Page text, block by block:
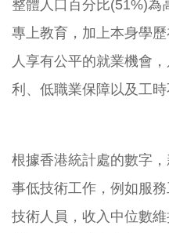
整體人口百分比(51%)為
專上教育，加上本身學
人享有公平的就業機會
利、低職業保障以及工時
根據香港統計處的數字
事低技術工作，例如服
技術人員，收入中位數